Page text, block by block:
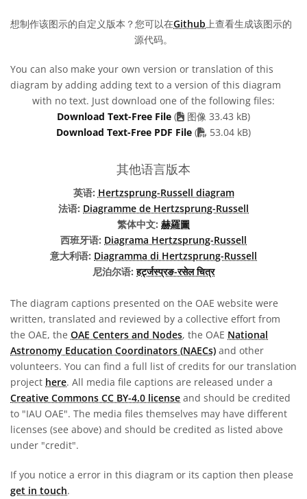
想制作该图示的自定义版本？您可以在Github 上查看生成该图示的
源代码。
You can also make your own version or translation of this
diagram by adding adding text to a version of this diagram
with no text. Just download one of the following files:
Download Text-Free File (
图像 33.43 kB)
Download Text-Free PDF File ( PDF file
53.04 kB)
其他语言版本
英语: Hertzsprung-Russell diagram
法语: Diagramme de Hertzsprung-Russell
繁体中文: 赫羅圖
西班牙语: Diagrama Hertzsprung-Russell
意大利语: Diagramma di Hertzsprung-Russell
尼泊尔语:हर्ट्जस्प्रङ-रसेल चित्र
The diagram captions presented on the OAE website were
written, translated and reviewed by a collective effort from
the OAE, the OAE Centers and Nodes, the OAE National
Astronomy Education Coordinators (NAECs) and other
volunteers. You can find a full list of credits for our translation
project here. All media file captions are released under a
Creative Commons CC BY-4.0 license and should be credited
to "IAU OAE". The media files themselves may have different
licenses (see above) and should be credited as listed above
under "credit".
If you notice a error in this diagram or its caption then please
get in touch.